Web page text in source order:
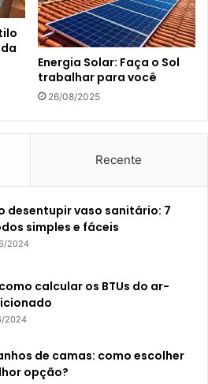
Energia Solar: Faça o Sol
trabalhar para você
26/08/2025
Recente
desentupir vaso sanitário: 7
simples e fáceis
2024
calcular os BTUs do ar-
2024
de camas: como escolher
opção?